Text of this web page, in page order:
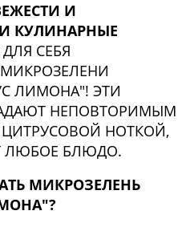
И
КУЛИНАРНЫЕ
СЕБЯ
ЛИМОНА"! ЭТИ
НЕПОВТОРИМЫМ
НОТКОЙ,
ЛЮБОЕ БЛЮДО.
МИКРОЗЕЛЕНЬ